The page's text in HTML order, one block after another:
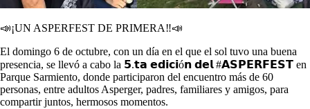
📣¡UN ASPERFEST DE PRIMERA‼📣
El domingo 6 de octubre, con un día en el que el sol tuvo una buena
presencia, se llevó a cabo la 𝟱.𝘁𝗮 𝗲𝗱𝗶𝗰𝗶ó𝗻 𝗱𝗲𝗹 #𝗔𝗦𝗣𝗘𝗥𝗙𝗘𝗦𝗧 en
Parque Sarmiento, donde participaron del encuentro más de 60
personas, entre adultos Asperger, padres, familiares y amigos, para
compartir juntos, hermosos momentos.